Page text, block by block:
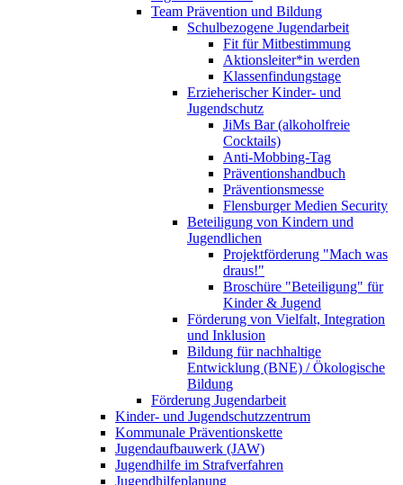
Team Prävention und Bildung
Schulbezogene Jugendarbeit
Fit für Mitbestimmung
Aktionsleiter*in werden
Klassenfindungstage
Erzieherischer Kinder- und
Jugendschutz
JiMs Bar (alkoholfreie
Cocktails)
Anti-Mobbing-Tag
Präventionshandbuch
Präventionsmesse
Flensburger Medien Security
Beteiligung von Kindern und
Jugendlichen
Projektförderung "Mach was
draus!"
Broschüre "Beteiligung" für
Kinder & Jugend
Förderung von Vielfalt, Integration
und Inklusion
Bildung für nachhaltige
Entwicklung (BNE) / Ökologische
Bildung
Förderung Jugendarbeit
Kinder- und Jugendschutzzentrum
Kommunale Präventionskette
Jugendaufbauwerk (JAW)
Jugendhilfe im Strafverfahren
Jugendhilfeplanung